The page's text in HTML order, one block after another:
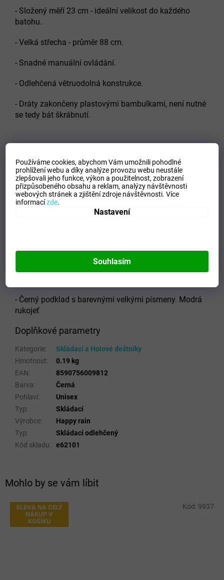
Používáme cookies, abychom Vám umožnili pohodlné
prohlížení webu a díky analýze provozu webu neustále
zlepšovali jeho funkce, výkon a použitelnost,zobrazení
přizpůsobeného obsahu a reklam, analýzy návštěvnosti
webových stránek a zjištění zdroje návštěvnosti.Více
informacízde.
Nastavení
Souhlasím
Mohlo by se vám líbit
SLEVA NA CELÝ
NÁKUP V
KOŠÍKU
Kód: 9937
- Složený měří 23 cm - ideální velikost do každého
batohu.
- Velká střecha - průměr 88 cm.
- Snadné manuální ovládání.
- Odlehčená větruodolná konstrukce.
- Dráty zakončeny plastovými bambulkami, není nutné
se tedy bát škrábnutí.
- Váha deštníku 163 g
- počet pružnic 6
- průměr střechy 88 cm.
- Černý podklad s barevnými velkými písmeny. Modrá
rukojeť
Doplňkové parametry
Kategorie:
Skládací a Holové deštníky
Hmotnost:
0.19 kg
EAN:
8590756009812
Barva:
Černá
Pohlaví:
Unisex
Typ:
Skládací
Výrobce:
Happy rain
Typ:
Skládací odlehčený
Kód skladu: e62101